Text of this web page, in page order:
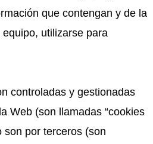
que contengan y de la
utilizarse para
controladas y gestionadas
Web (son llamadas “cookies
son por terceros (son